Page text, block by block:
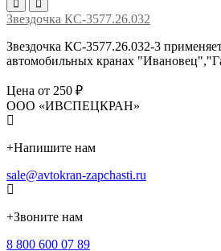
Звездочка КС-3577.26.032
Звездочка КС-3577.26.032-3
автомобильных кранах
Цена от 250 ₽
ООО «ИВСПЕЦКРАН»
+Напишите нам
sale@avtokran-zapchasti.ru
+Звоните нам
8 800 600 07 89